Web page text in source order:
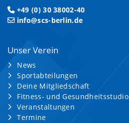
+49 (0) 30 38002-40
info@scs-berlin.de
Unser Verein
News
Sportabteilungen
Deine Mitgliedschaft
Fitness- und Gesundheitsstudio
Veranstaltungen
Termine